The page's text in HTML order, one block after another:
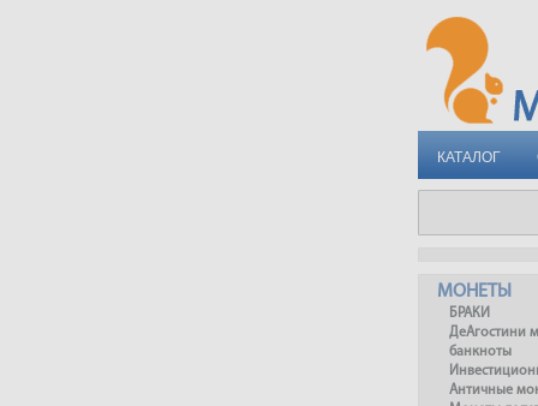
КАТАЛОГ
МОНЕТЫ
БРАКИ
ДеАгостини
банкноты
Античные